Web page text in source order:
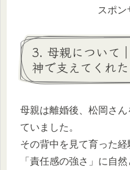
スポン
3. 母親について
神で支えてくれ
母親は離婚後、松岡さ
ていました。
その背中を見て育った
「責任感の強さ」に自